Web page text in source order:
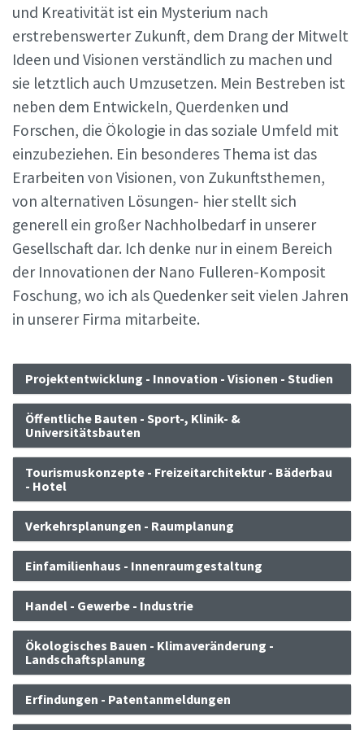
und Kreativität ist ein Mysterium nach
erstrebenswerter Zukunft, dem Drang der Mitwelt
Ideen und Visionen verständlich zu machen und
sie letztlich auch Umzusetzen. Mein Bestreben ist
neben dem Entwickeln, Querdenken und
Forschen, die Ökologie in das soziale Umfeld mit
einzubeziehen. Ein besonderes Thema ist das
Erarbeiten von Visionen, von Zukunftsthemen,
von alternativen Lösungen- hier stellt sich
generell ein großer Nachholbedarf in unserer
Gesellschaft dar. Ich denke nur in einem Bereich
der Innovationen der Nano Fulleren-Komposit
Foschung, wo ich als Quedenker seit vielen Jahren
in unserer Firma mitarbeite.
Projektentwicklung - Innovation - Visionen - Studien
Öffentliche Bauten - Sport-, Klinik- &
Universitätsbauten
Tourismuskonzepte - Freizeitarchitektur - Bäderbau
- Hotel
Verkehrsplanungen - Raumplanung
Einfamilienhaus - Innenraumgestaltung
Handel - Gewerbe - Industrie
Ökologisches Bauen - Klimaveränderung -
Landschaftsplanung
Erfindungen - Patentanmeldungen